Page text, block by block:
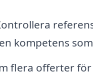
kompetens
flera offerter